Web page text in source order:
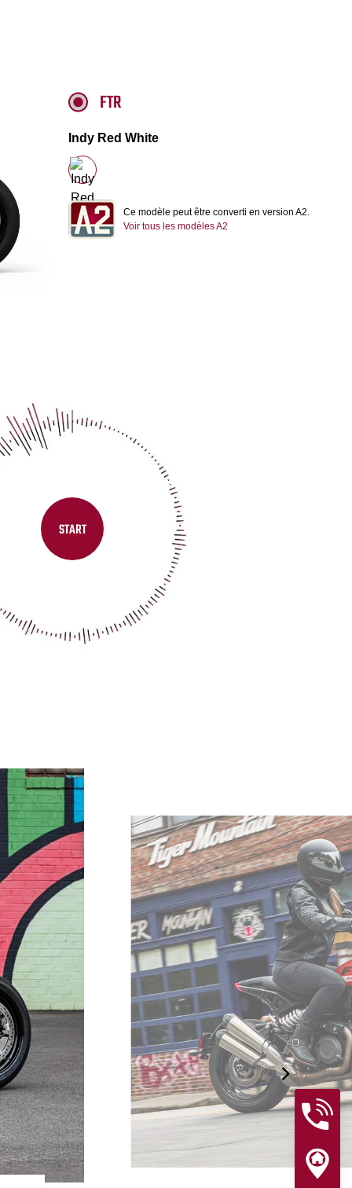
FTR
Indy Red White
Ce modèle peut être converti en version A2.
Voir tous les modèles A2
START